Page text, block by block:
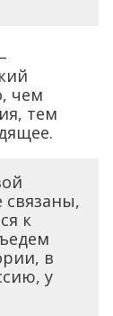
чем
тем
к
в
у